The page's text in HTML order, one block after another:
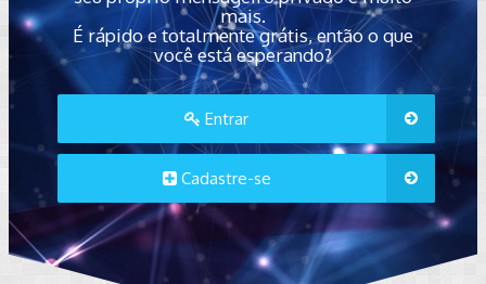
mais.
É rápido e totalmente grátis, então o que
você está esperando?
Entrar
Cadastre-se